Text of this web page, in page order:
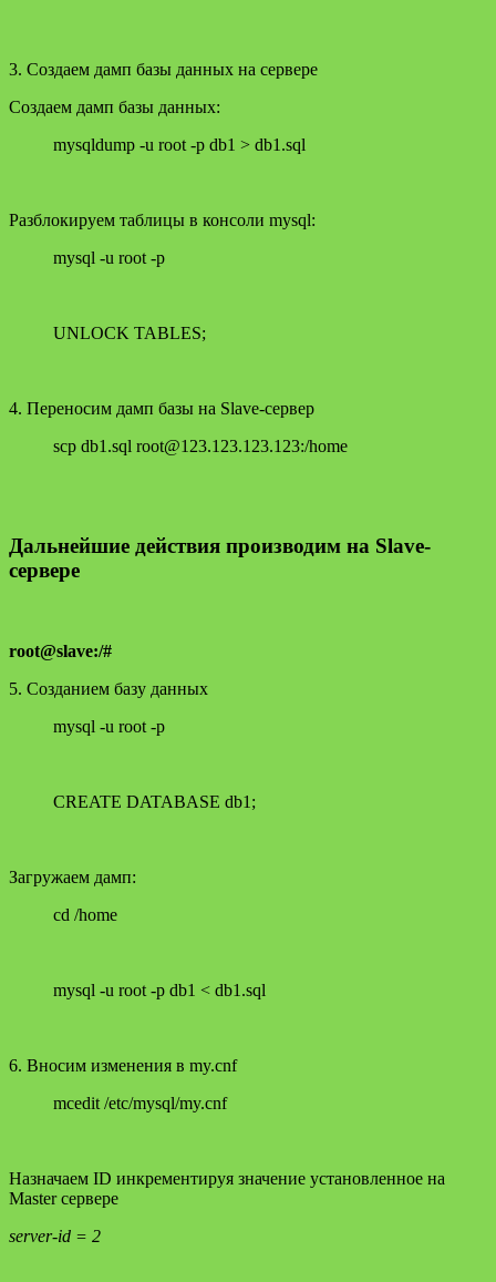
3. Создаем дамп базы данных на сервере
Создаем дамп базы данных:
mysqldump -u root -p db1 > db1.sql
Разблокируем таблицы в консоли mysql:
mysql -u root -p
UNLOCK TABLES;
4. Переносим дамп базы на Slave-сервер
scp db1.sql root@123.123.123.123:/home
Дальнейшие действия производим на Slave-
сервере
root@slave:/#
5. Созданием базу данных
mysql -u root -p
CREATE DATABASE db1;
Загружаем дамп:
cd /home
mysql -u root -p db1 < db1.sql
6. Вносим изменения в my.cnf
mcedit /etc/mysql/my.cnf
Назначаем ID инкрементируя значение установленное на
Master сервере
server-id = 2